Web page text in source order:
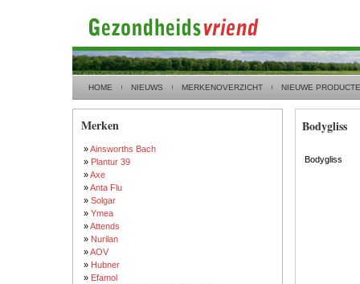
HOME NIEUWS MERKENOVERZICHT NIEUWE
Merken
»Ainsworths Bach
» Plantur 39
»Axe
»Anta Flu
» Solgar
» Ymea
»Attends
» Nurilan
»AOV
» Hubner
» Efamol
Bodygliss
Bodygliss